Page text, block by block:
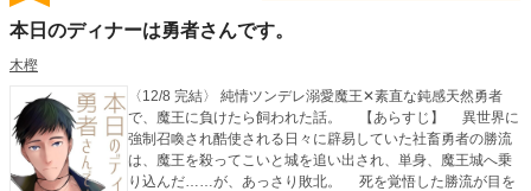
本日のディナーは勇者さんです。
木樫
〈12/8 完結〉 純情ツンデレ溺愛魔王✕素直な鈍感天然勇者
で、魔王に負けたら飼われた話。 【あらすじ】 異世界に
強制召喚され酷使される日々に辟易していた社畜勇者の勝流
は、魔王を殺ってこいと城を追い出され、単身、魔王城へ乗
り込んだ……が、あっさり敗北。 死を覚悟した勝流が目を